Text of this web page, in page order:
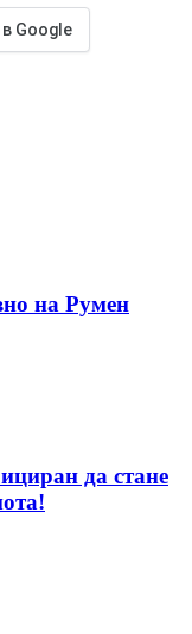
Google
на Румен
да стане